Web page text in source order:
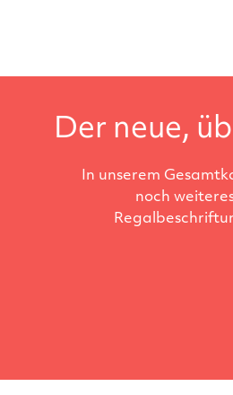
Der neue,
In unserem
noch